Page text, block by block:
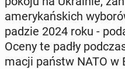
ame­ry­kań­skich
pa­dzie 2024 roku -
Oceny te padły
ma­cji państw NATO w